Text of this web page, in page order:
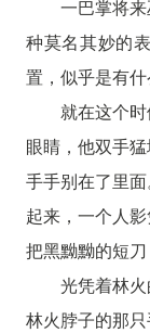
一巴掌将
种莫名其妙的
置，似乎是有什
就在这个
眼睛，他双手
手手别在了里
起来，一个人
把黑黝黝的短
光凭着林
林火脖子的那